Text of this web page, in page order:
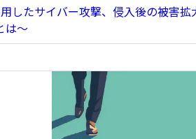
したサイバー攻撃、侵入後の被害
は～